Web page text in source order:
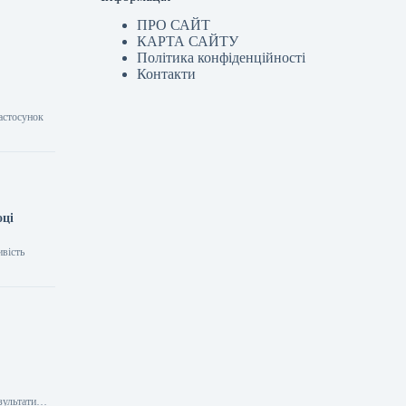
ПРО САЙТ
КАРТА САЙТУ
Політика конфіденційності
Контакти